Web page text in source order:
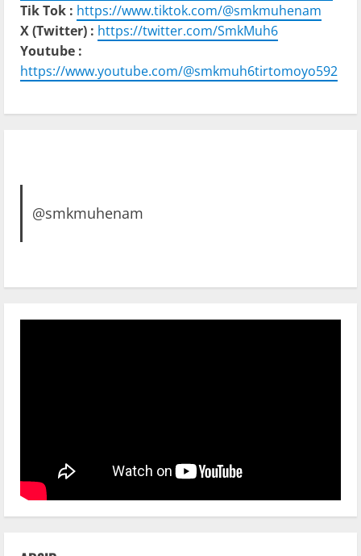
Tik Tok : https://www.tiktok.com/@smkmuhenam
X (Twitter) : https://twitter.com/SmkMuh6
Youtube :
https://www.youtube.com/@smkmuh6tirtomoyo592
@smkmuhenam